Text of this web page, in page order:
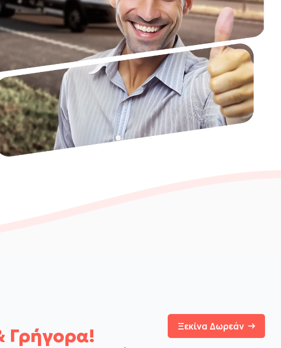
Γρήγορα! Ξεκίνα Δωρεάν